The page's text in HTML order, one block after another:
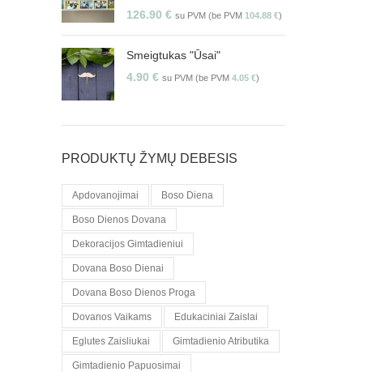
126.90 € su PVM (be PVM 104.88 €)
Smeigtukas "Ūsai"
4.90 € su PVM (be PVM 4.05 €)
PRODUKTŲ ŽYMŲ DEBESIS
Apdovanojimai Boso Diena
Boso Dienos Dovana
Dekoracijos Gimtadieniui
Dovana Boso Dienai
Dovana Boso Dienos Proga
Dovanos Vaikams Edukaciniai Zaislai
Eglutes Zaisliukai Gimtadienio Atributika
Gimtadienio Papuosimai